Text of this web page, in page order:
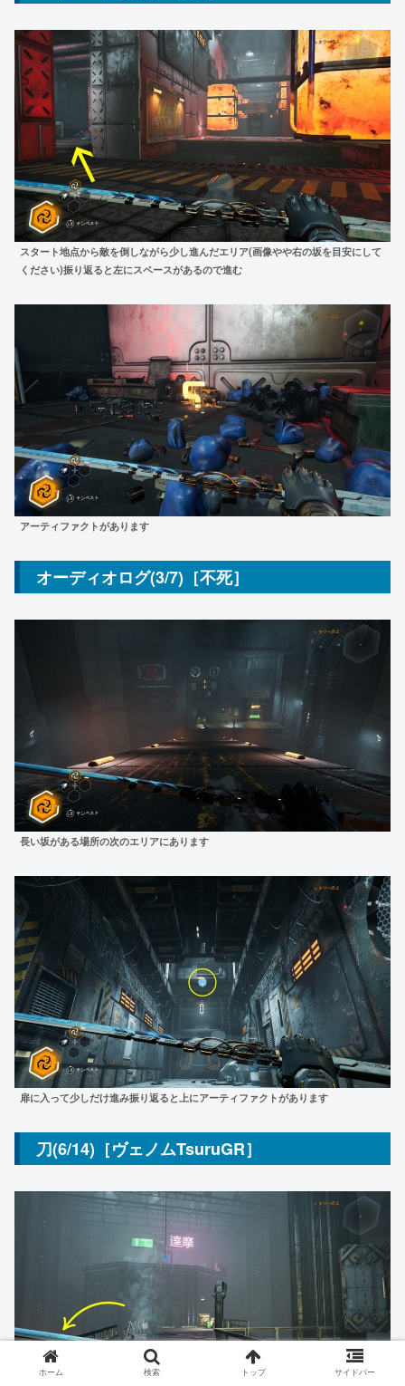
スタート地点から敵を倒しながら少し進んだエリア(画像やや右の坂を目安にして
ください)振り返ると左にスペースがあるので進む
アーティファクトがあります
オーディオログ(3/7)［不死］
長い坂がある場所の次のエリアにあります
扉に入って少しだけ進み振り返ると上にアーティファクトがあります
刀(6/14)［ヴェノムTsuruGR］
ホーム 検索 トップ サイドバー